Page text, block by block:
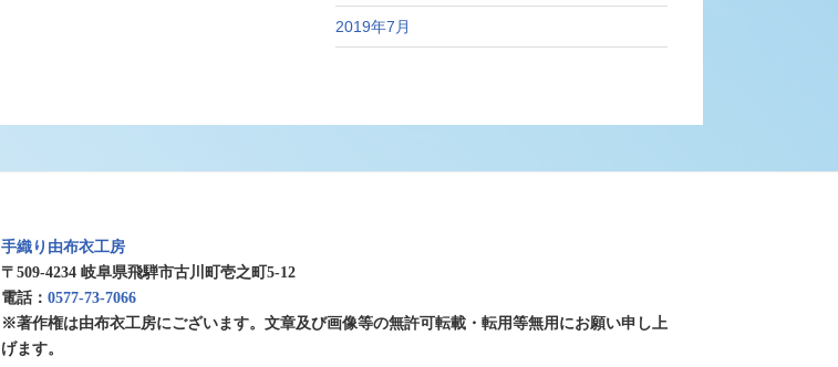
2019年7月
手織り由布衣工房
〒509-4234 岐阜県飛騨市古川町壱之町5-12
電話：0577-73-7066
※著作権は由布衣工房にございます。文章及び画像等の無許可転載・転用等無用にお願い申し上
げます。